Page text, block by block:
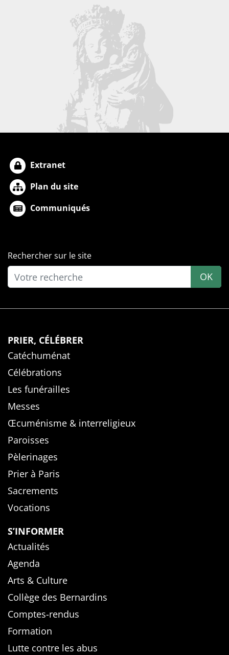
Extranet
Plan du site
Communiqués
Rechercher sur le site
OK
PRIER, CÉLÉBRER
Catéchuménat
Célébrations
Les funérailles
Messes
Œcuménisme & interreligieux
Paroisses
Pèlerinages
Prier à Paris
Sacrements
Vocations
S’INFORMER
Actualités
Agenda
Arts & Culture
Collège des Bernardins
Comptes-rendus
Formation
Lutte contre les abus